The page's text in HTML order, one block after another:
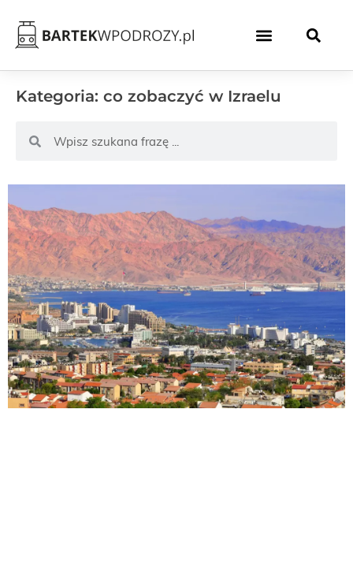
Kategoria: co zobaczyć w Izraelu